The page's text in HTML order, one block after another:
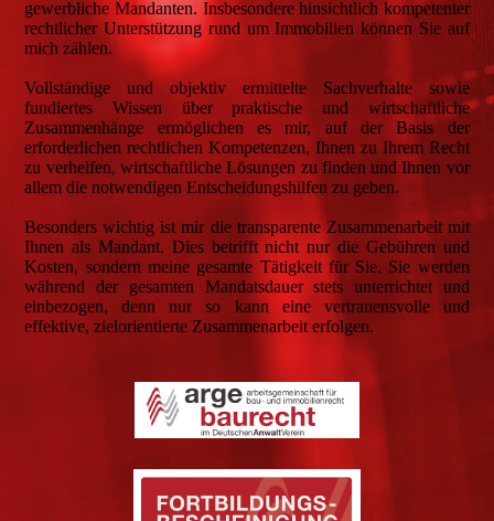
gewerbliche Mandanten. Insbesondere hinsichtlich kompetenter
rechtlicher Unterstützung rund um Immobilien können Sie auf
mich zählen.
Vollständige und objektiv ermittelte Sachverhalte sowie
fundiertes Wissen über praktische und wirtschaftliche
Zusammenhänge ermöglichen es mir, auf der Basis der
erforderlichen rechtlichen Kompetenzen, Ihnen zu Ihrem Recht
zu verhelfen, wirtschaftliche Lösungen zu finden und Ihnen vor
allem die notwendigen Entscheidungshilfen zu geben.
Besonders wichtig ist mir die transparente Zusammenarbeit mit
Ihnen als Mandant. Dies betrifft nicht nur die Gebühren und
Kosten, sondern meine gesamte Tätigkeit für Sie. Sie werden
während der gesamten Mandatsdauer stets unterrichtet und
einbezogen, denn nur so kann eine vertrauensvolle und
effektive, zielorientierte Zusammenarbeit erfolgen.